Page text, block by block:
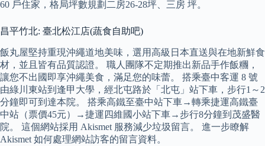
60 戶住家，格局坪數規劃二房26-28坪、三房 坪。
昌平竹北: 臺北松江店(蔬食自助吧)
飯丸屋堅持重現沖繩道地美味，選用高級日本直送與在地新鮮食
材，並且皆有品質認證。 職人團隊不定期推出新品手作飯糰，
讓您不出國即享沖繩美食，滿足您的味蕾。 搭乘臺中客運 8 號
由綠川東站到逢甲大學，經北屯路於「北屯」站下車，步行1～2
分鐘即可到達本院。 搭乘高鐵至臺中站下車→轉乘捷運高鐵臺
中站（票價45元）→捷運四維國小站下車→步行8分鐘到茂盛醫
院。 這個網站採用 Akismet 服務減少垃圾留言。 進一步瞭解
Akismet 如何處理網站訪客的留言資料。